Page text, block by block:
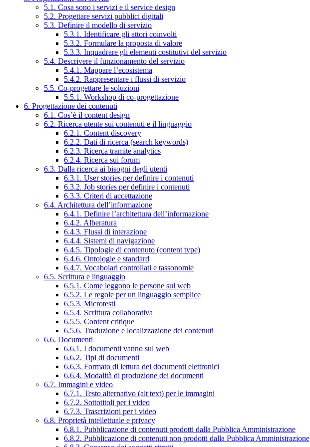
5.1. Cosa sono i servizi e il service design
5.2. Progettare servizi pubblici digitali
5.3. Definire il modello di servizio
5.3.1. Identificare gli attori coinvolti
5.3.2. Formulare la proposta di valore
5.3.3. Inquadrare gli elementi costitutivi del servizio
5.4. Descrivere il funzionamento del servizio
5.4.1. Mappare l’ecosistema
5.4.2. Rappresentare i flussi di servizio
5.5. Co-progettare le soluzioni
5.5.1. Workshop di co-progettazione
6. Progettazione dei contenuti
6.1. Cos’è il content design
6.2. Ricerca utente sui contenuti e il linguaggio
6.2.1. Content discovery
6.2.2. Dati di ricerca (search keywords)
6.2.3. Ricerca tramite analytics
6.2.4. Ricerca sui forum
6.3. Dalla ricerca ai bisogni degli utenti
6.3.1. User stories per definire i contenuti
6.3.2. Job stories per definire i contenuti
6.3.3. Criteri di accettazione
6.4. Architettura dell’informazione
6.4.1. Definire l’architettura dell’informazione
6.4.2. Alberatura
6.4.3. Flussi di interazione
6.4.4. Sistemi di navigazione
6.4.5. Tipologie di contenuto (content type)
6.4.6. Ontologie e standard
6.4.7. Vocabolari controllati e tassonomie
6.5. Scrittura e linguaggio
6.5.1. Come leggono le persone sul web
6.5.2. Le regole per un linguaggio semplice
6.5.3. Microtesti
6.5.4. Scrittura collaborativa
6.5.5. Content critique
6.5.6. Traduzione e localizzazione dei contenuti
6.6. Documenti
6.6.1. I documenti vanno sul web
6.6.2. Tipi di documenti
6.6.3. Formato di lettura dei documenti elettronici
6.6.4. Modalità di produzione dei documenti
6.7. Immagini e video
6.7.1. Testo alternativo (alt text) per le immagini
6.7.2. Sottotitoli per i video
6.7.3. Trascrizioni per i video
6.8. Proprietà intellettuale e privacy
6.8.1. Pubblicazione di contenuti prodotti dalla Pubblica Amministrazione
6.8.2. Pubblicazione di contenuti non prodotti dalla Pubblica Amministrazione